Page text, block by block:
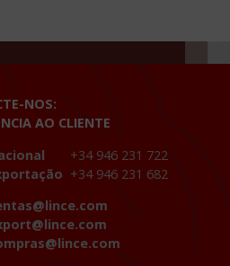
NOS:
AO CLIENTE
+34 946 231 722
+34 946 231 682